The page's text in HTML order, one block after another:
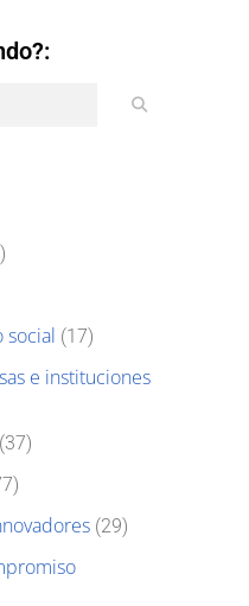
social (17)
e instituciones
(37)
(29)